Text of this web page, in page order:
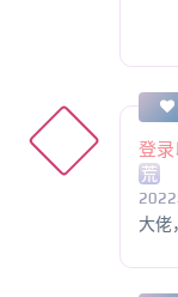
登录
荒
大佬